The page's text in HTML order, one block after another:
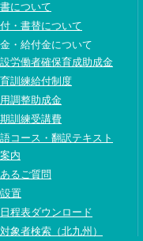
について
・書替について
・給付金について
労働者確保育成助成金
訓練給付制度
調整助成金
訓練受講費
コース・翻訳テキスト
内
るご質問
置
程表ダウンロード
象者検索（北九州）